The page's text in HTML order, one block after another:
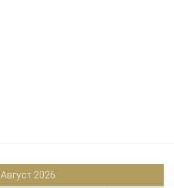
Август 2026